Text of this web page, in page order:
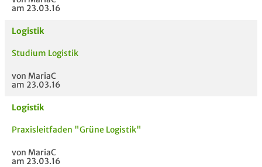
am 23.03.16
Logistik
Studium Logistik
von MariaC
am 23.03.16
Logistik
Praxisleitfaden "Grüne Logistik"
von MariaC
am 23.03.16